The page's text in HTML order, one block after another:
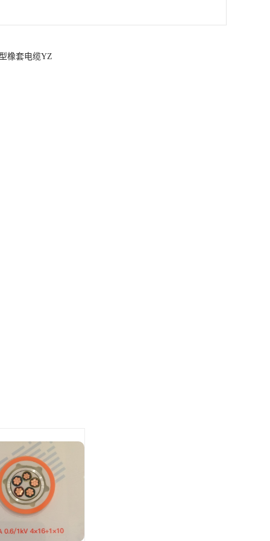
橡套电缆YZ